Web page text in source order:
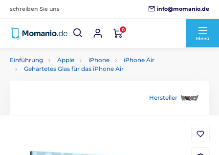
schreiben Sie uns info@momanio.de
0
Menü
Einführung Apple iPhone
iPhone Air
Gehärtetes Glas für das iPhone Air
Hersteller